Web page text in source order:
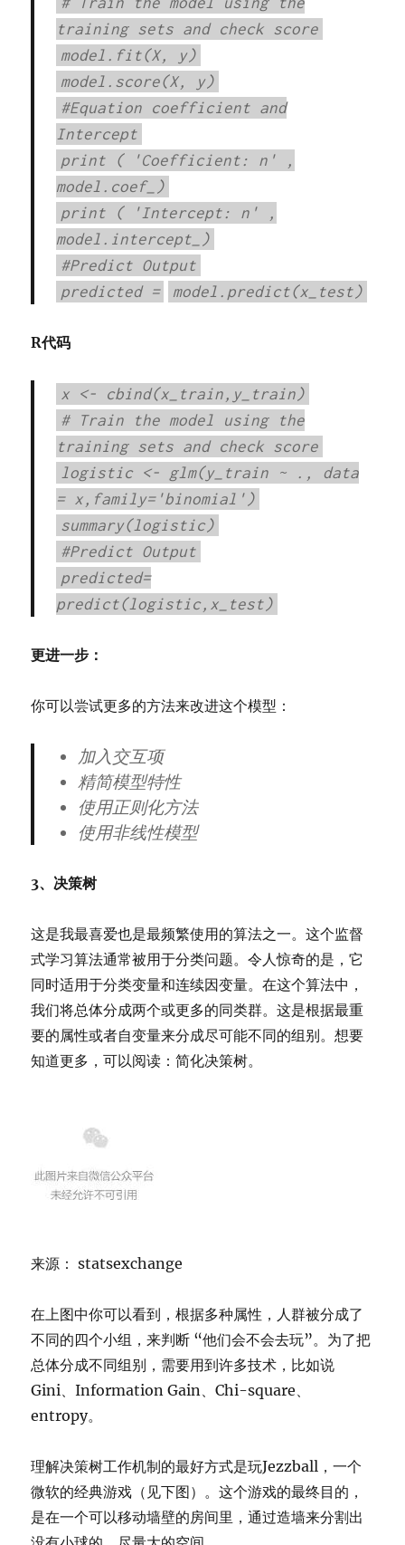
training sets and check score
model.fit(X, y)
model.score(X, y)
#Equation coefficient and
Intercept
print
( 'Coefficient: n'
,
model.coef_)
print
( 'Intercept: n'
,
model.intercept_)
#Predict Output
predicted = model.predict(x_test)
R代码
x <- cbind(x_train,y_train)
# Train the model using the
training sets and check score
logistic <- glm(y_train ~ ., data
= x,family='binomial')
summary(logistic)
#Predict Output
predicted=
predict(logistic,x_test)
更进一步：
你可以尝试更多的方法来改进这个模型：
加入交互项
精简模型特性
使用正则化方法
使用非线性模型
3、决策树
这是我最喜爱也是最频繁使用的算法之一。这个监督
式学习算法通常被用于分类问题。令人惊奇的是，它
同时适用于分类变量和连续因变量。在这个算法中，
我们将总体分成两个或更多的同类群。这是根据最重
要的属性或者自变量来分成尽可能不同的组别。想要
知道更多，可以阅读：简化决策树。
来源： statsexchange
在上图中你可以看到，根据多种属性，人群被分成了
不同的四个小组，来判断 “他们会不会去玩”。为了把
总体分成不同组别，需要用到许多技术，比如说
Gini、Information Gain、Chi-square、
entropy。
理解决策树工作机制的最好方式是玩Jezzball，一个
微软的经典游戏（见下图）。这个游戏的最终目的，
是在一个可以移动墙壁的房间里，通过造墙来分割出